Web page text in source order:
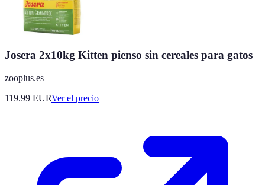
Josera 2x10kg Kitten pienso sin cereales para gatos
zooplus.es
119.99 EURVer el precio